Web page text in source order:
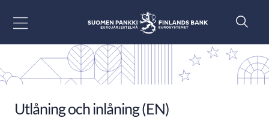
Utlåning och inlåning (EN)